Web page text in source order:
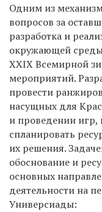
Одним из
вопросов за
разработка и
окружающей
XXIX Всемирной
мероприятий.
провести
насущных для
и проведении игр,
спланировать
их решения.
обоснование и
основных
деятельности на
Универсиады: